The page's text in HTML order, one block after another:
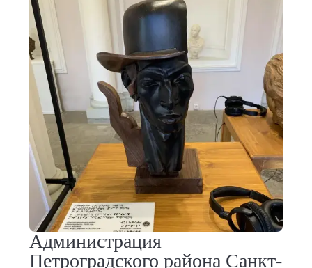
Администрация
Петроградского района Санкт-